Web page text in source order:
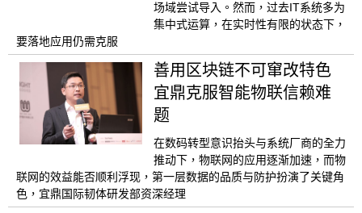
场域尝试导入。然而，过去IT系统多为
集中式运算，在实时性有限的状态下，
要落地应用仍需克服
善用区块链不可窜改特色
宜鼎克服智能物联信赖难
题
在数码转型意识抬头与系统厂商的全力
推动下，物联网的应用逐渐加速，而物
联网的效益能否顺利浮现，第一层数据的品质与防护扮演了关键角
色，宜鼎国际韧体研发部资深经理